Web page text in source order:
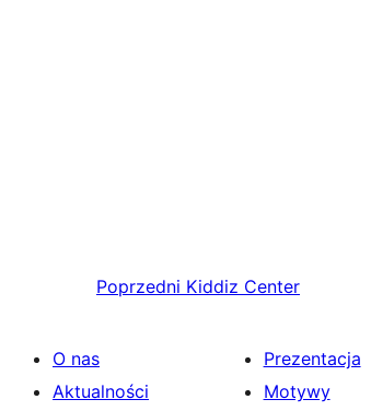
Poprzedni Kiddiz Center
O nas
Aktualności
Prezentacja
Motywy